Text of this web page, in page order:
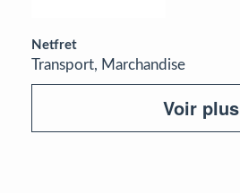
Netfret
Transport, Marchandise
Voir plus